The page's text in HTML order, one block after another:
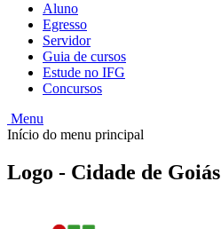
Aluno
Egresso
Servidor
Guia de cursos
Estude no IFG
Concursos
Menu
Início do menu principal
Logo - Cidade de Goiás